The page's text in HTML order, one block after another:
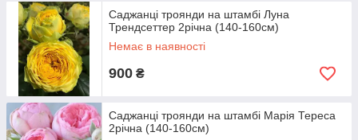
Саджанці троянди на штамбі Луна
Трендсеттер 2річна (140-160см)
Немає в наявності
900 ₴
Саджанці троянди на штамбі Марія Тереса
2річна (140-160см)